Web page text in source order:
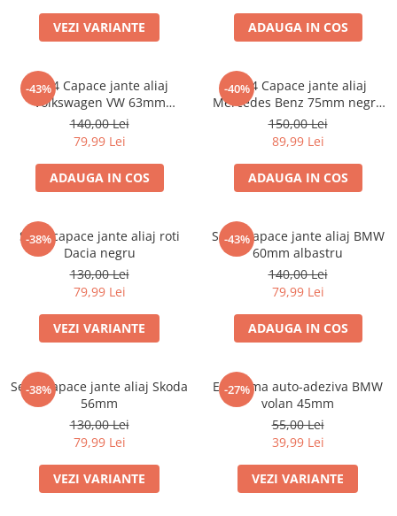
VEZI VARIANTE ADAUGA IN COS
-43%
Set 4 Capace jante aliaj
Volkswagen VW 63mm
7M7601165 7D0601165
140,00 Lei
79,99 Lei
ADAUGA IN COS
-40%
set 4 Capace jante aliaj
Mercedes Benz 75mm negru
lucios complet (inel prindere)
150,00 Lei
89,99 Lei
ADAUGA IN COS
-38%
Set 4 capace jante aliaj roti
Dacia negru
130,00 Lei
79,99 Lei
VEZI VARIANTE
-43%
Set 4 Capace jante aliaj BMW
60mm albastru
140,00 Lei
79,99 Lei
ADAUGA IN COS
-38%
Set 4 Capace jante aliaj Skoda
56mm
130,00 Lei
79,99 Lei
VEZI VARIANTE
-27%
Emblema auto-adeziva BMW
volan 45mm
55,00 Lei
39,99 Lei
VEZI VARIANTE